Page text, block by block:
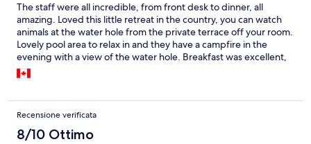
The staff were all incredible, from front desk to dinner, all
amazing. Loved this little retreat in the country, you can watch
animals at the water hole from the private terrace off your room.
Lovely pool area to relax in and they have a campfire in the
evening with a view of the water hole. Breakfast was excellent,
dinner was on the pricier side for a lodge at N$400 pp but the
quality was outstanding so I was ok with it.
Recensione verificata
8/10 Ottimo